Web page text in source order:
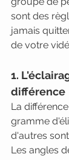
sont des
jamais
de votre
1.
différence
La
gramme
d'autres
Les angles